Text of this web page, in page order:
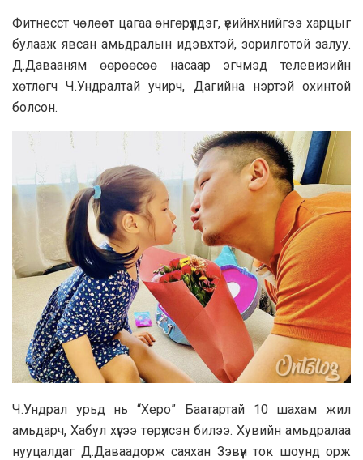
Фитнесст чөлөөт цагаа өнгөрүүлдэг, үеийнхнийгээ харцыг
булааж явсан амьдралын идэвхтэй, зорилготой залуу.
Д.Давааням өөрөөсөө насаар эгчмэд телевизийн
хөтлөгч Ч.Ундралтай учирч, Дагийна нэртэй охинтой
болсон.
Ч.Ундрал урьд нь “Херо” Баатартай 10 шахам жил
амьдарч, Хабул хүүгээ төрүүлсэн билээ. Хувийн амьдралаа
нууцалдаг Д.Даваадорж саяхан Зэвүүн ток шоунд орж